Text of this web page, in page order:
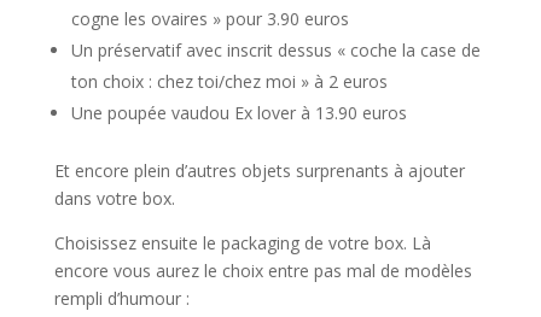
cogne les ovaires » pour 3.90 euros
Un préservatif avec inscrit dessus « coche la case de
ton choix : chez toi/chez moi » à 2 euros
Une poupée vaudou Ex lover à 13.90 euros
Et encore plein d’autres objets surprenants à ajouter
dans votre box.
Choisissez ensuite le packaging de votre box. Là
encore vous aurez le choix entre pas mal de modèles
rempli d’humour :